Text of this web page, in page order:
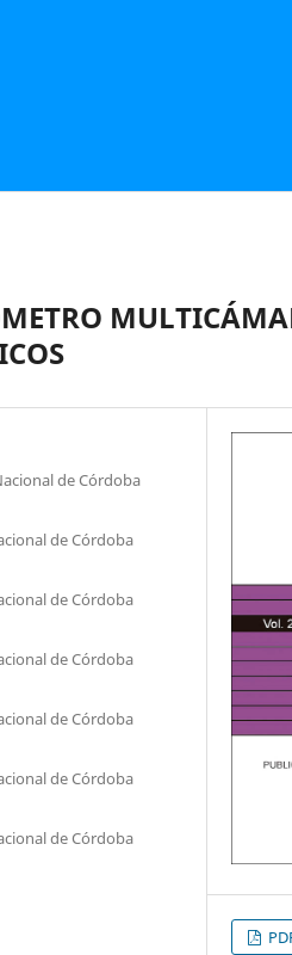
de Córdoba
de Córdoba
de Córdoba
de Córdoba
de Córdoba
de Córdoba
de Córdoba